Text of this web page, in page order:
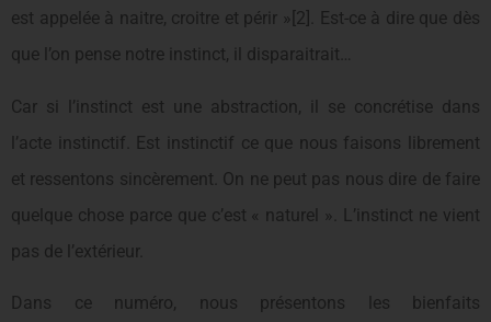
est appelée à naitre, croitre et périr »[2]. Est-ce à dire que dès
que l’on pense notre instinct, il disparaitrait…
Car si l’instinct est une abstraction, il se concrétise dans
l’acte instinctif. Est instinctif ce que nous faisons librement
et ressentons sincèrement. On ne peut pas nous dire de faire
quelque chose parce que c’est « naturel ». L’instinct ne vient
pas de l’extérieur.
Dans ce numéro, nous présentons les bienfaits